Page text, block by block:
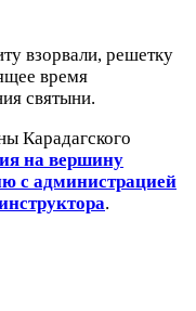
взорвали, решетку
время
святыни.
Карадагского
на вершину
с администрацией
.